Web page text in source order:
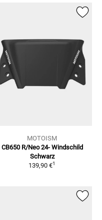
MOTOISM
CB650 R/Neo 24- Windschild
Schwarz
139,90 €1